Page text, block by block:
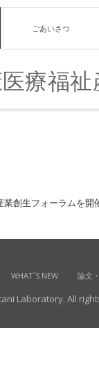
ごあいさつ
療福
創生フォーラムを開
WHAT`S NEW 論文
Laboratory. All